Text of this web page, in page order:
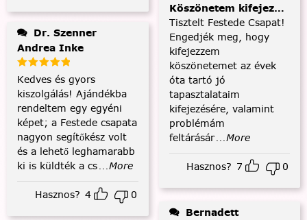
Andrea Inke
Kedves és gyors
kiszolgálás! Ajándékba
rendeltem egy egyéni
képet; a Festede csapata
nagyon segítőkész volt
és a lehető leghamarabb
ki is küldték a cs...More
Hasznos? 4 0
Köszönetem kifejezése
Tisztelt Festede Csapat!
Engedjék meg, hogy
kifejezzem
köszönetemet az évek
óta tartó jó
tapasztalataim
kifejezésére, valamint
problémám
feltárásár...More
Hasznos? 7 0
Bernadett